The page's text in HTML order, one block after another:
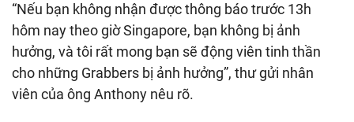
“Nếu bạn không nhận được thông báo trước 13h
hôm nay theo giờ Singapore, bạn không bị ảnh
hưởng, và tôi rất mong bạn sẽ động viên tinh thần
cho những Grabbers bị ảnh hưởng”, thư gửi nhân
viên của ông Anthony nêu rõ.